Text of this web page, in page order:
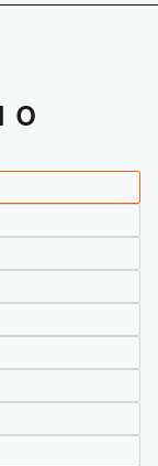
о